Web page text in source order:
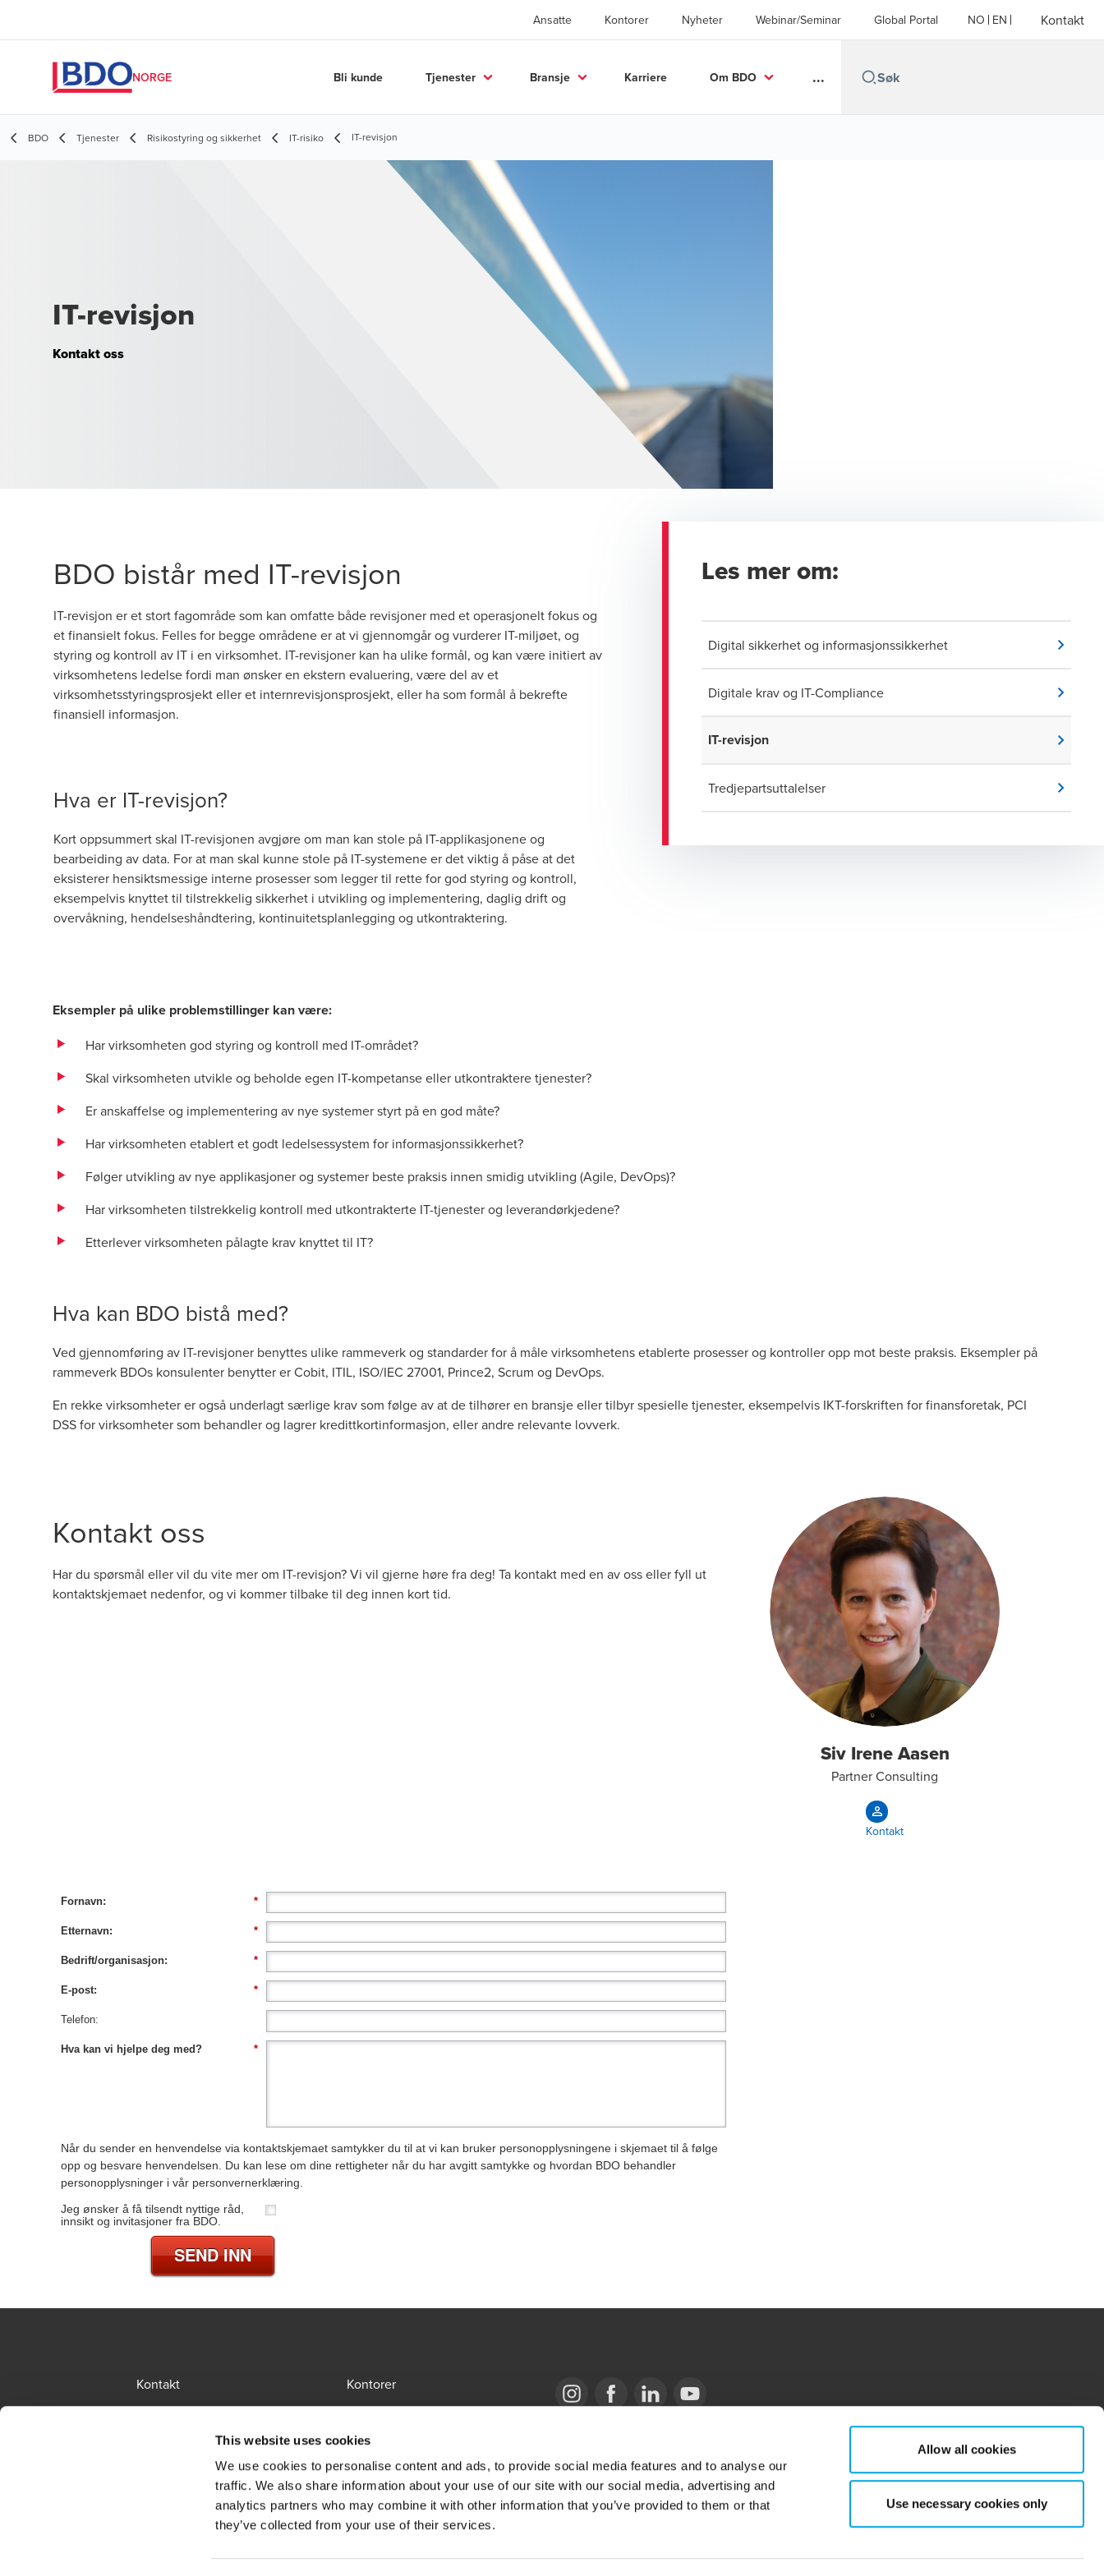
This website uses cookies
We use cookies to personalise content and ads, to provide social media features and to analyse our
traffic. We also share information about your use of our site with our social media, advertising and
analytics partners who may combine it with other information that you’ve provided to them or that
they’ve collected from your use of their services.
Allow all cookies
Use necessary cookies only
Ansatte Kontorer Nyheter Webinar/Seminar Global Portal NO EN Kontakt
NORGE Bli kunde Tjenester Bransje Karriere Om BDO ...
BDO Tjenester Risikostyring og sikkerhet IT-risiko IT-revisjon
IT-revisjon
Kontakt oss
BDO bistår med IT-revisjon
IT-revisjon er et stort fagområde som kan omfatte både revisjoner med et operasjonelt fokus og
et finansielt fokus. Felles for begge områdene er at vi gjennomgår og vurderer IT-miljøet, og
styring og kontroll av IT i en virksomhet. IT-revisjoner kan ha ulike formål, og kan være initiert av
virksomhetens ledelse fordi man ønsker en ekstern evaluering, være del av et
virksomhetsstyringsprosjekt eller et internrevisjonsprosjekt, eller ha som formål å bekrefte
finansiell informasjon.
Hva er IT-revisjon?
Kort oppsummert skal IT-revisjonen avgjøre om man kan stole på IT-applikasjonene og
bearbeiding av data. For at man skal kunne stole på IT-systemene er det viktig å påse at det
eksisterer hensiktsmessige interne prosesser som legger til rette for god styring og kontroll,
eksempelvis knyttet til tilstrekkelig sikkerhet i utvikling og implementering, daglig drift og
overvåkning, hendelseshåndtering, kontinuitetsplanlegging og utkontraktering.
Les mer om:
Digital sikkerhet og informasjonssikkerhet
Digitale krav og IT-Compliance
IT-revisjon
Tredjepartsuttalelser
Eksempler på ulike problemstillinger kan være:
Har virksomheten god styring og kontroll med IT-området?
Skal virksomheten utvikle og beholde egen IT-kompetanse eller utkontraktere tjenester?
Er anskaffelse og implementering av nye systemer styrt på en god måte?
Har virksomheten etablert et godt ledelsessystem for informasjonssikkerhet?
Følger utvikling av nye applikasjoner og systemer beste praksis innen smidig utvikling (Agile, DevOps)?
Har virksomheten tilstrekkelig kontroll med utkontrakterte IT-tjenester og leverandørkjedene?
Etterlever virksomheten pålagte krav knyttet til IT?
Hva kan BDO bistå med?
Ved gjennomføring av IT-revisjoner benyttes ulike rammeverk og standarder for å måle virksomhetens etablerte prosesser og kontroller opp mot beste praksis. Eksempler på
rammeverk BDOs konsulenter benytter er Cobit, ITIL, ISO/IEC 27001, Prince2, Scrum og DevOps.
En rekke virksomheter er også underlagt særlige krav som følge av at de tilhører en bransje eller tilbyr spesielle tjenester, eksempelvis IKT-forskriften for finansforetak, PCI
DSS for virksomheter som behandler og lagrer kredittkortinformasjon, eller andre relevante lovverk.
Kontakt oss
Har du spørsmål eller vil du vite mer om IT-revisjon? Vi vil gjerne høre fra deg! Ta kontakt med en av oss eller fyll ut
kontaktskjemaet nedenfor, og vi kommer tilbake til deg innen kort tid.
Siv Irene Aasen
Partner Consulting
Kontakt
*
Fornavn:
*
Etternavn:
*
Bedrift/organisasjon:
*
E-post:
Telefon:
*
Hva kan vi hjelpe deg med?
Når du sender en henvendelse via kontaktskjemaet samtykker du til at vi kan bruker personopplysningene i skjemaet til å følge
opp og besvare henvendelsen. Du kan lese om dine rettigheter når du har avgitt samtykke og hvordan BDO behandler
personopplysninger i vår personvernerklæring
Jeg ønsker å få tilsendt nyttige råd,
innsikt og invitasjoner fra BDO.
SEND INN
Kontakt
Kontorer
Global Portal
Påmelding nyhetsbrev
Ledige stillinger
Personvernerklæring